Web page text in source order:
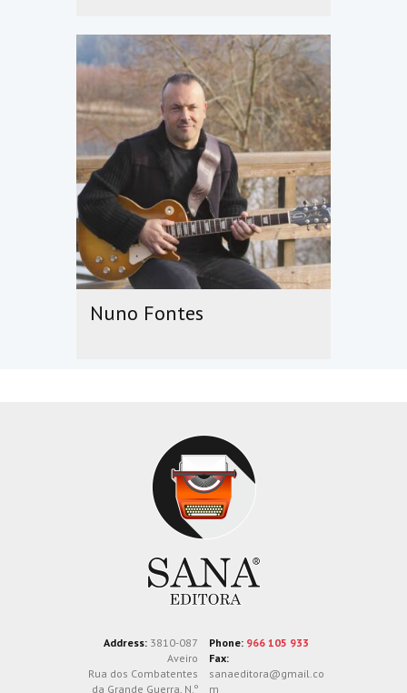
Nuno Fontes
Phone: 966 105 933
Fax:
sanaeditora@gmail.co
m
Address: 3810-087
Aveiro
Rua dos Combatentes
da Grande Guerra, N.º